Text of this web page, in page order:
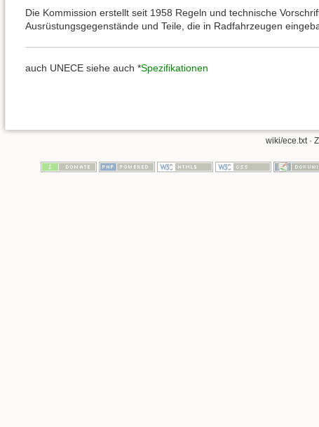
Die Kommission erstellt seit 1958 Regeln und technische
Ausrüstungsgegenstände und Teile, die in Radfahrzeugen
auch UNECE siehe auch *Spezifikationen
wiki/ece.txt·